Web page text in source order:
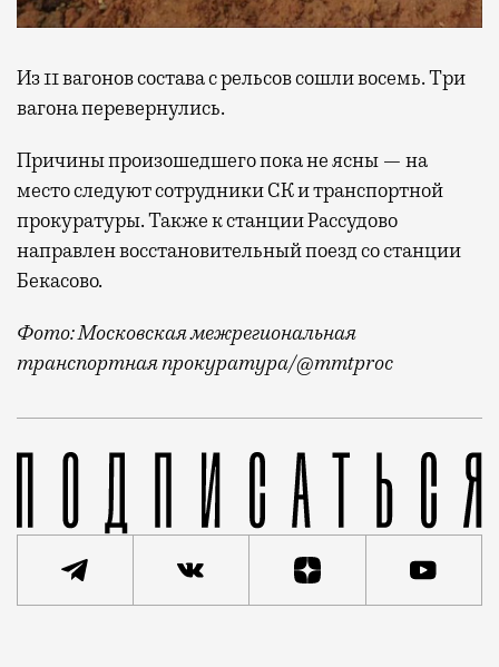
Из 11 вагонов состава с рельсов сошли восемь. Три
вагона перевернулись.
Причины произошедшего пока не ясны — на
место следуют сотрудники СК и транспортной
прокуратуры. Также к станции Рассудово
направлен восстановительный поезд со станции
Бекасово.
Фото: Московская межрегиональная
транспортная прокуратура/@mmtproc
Речь идет о ремонтном поезде с укладочным